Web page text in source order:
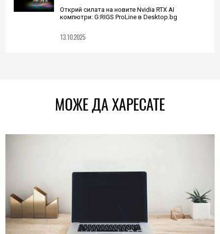
Открий силата на новите Nvidia RTX AI
компютри: G:RIGS ProLine в Desktop.bg
13.10.2025
МОЖЕ ДА ХАРЕСАТЕ